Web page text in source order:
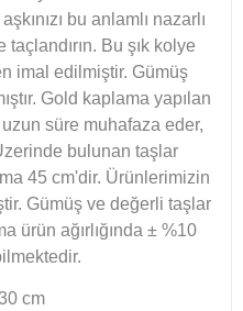
bu anlamlı nazarlı
taçlandırın. Bu şık kolye
imal edilmiştir. Gümüş
Gold kaplama yapılan
uzun süre muhafaza eder,
bulunan taşlar
45 cm'dir. Ürünlerimizin
Gümüş ve değerli taşlar
ürün ağırlığında ± %10
cm